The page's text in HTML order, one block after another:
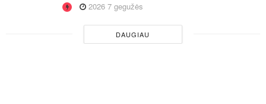
2026 7 gegužės
DAUGIAU